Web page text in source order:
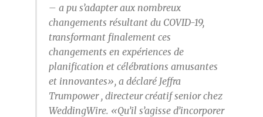
– a pu s’adapter aux nombreux
changements résultant du COVID-19,
transformant finalement ces
changements en expériences de
planification et célébrations amusantes
et innovantes», a déclaré Jeffra
Trumpower , directeur créatif senior chez
WeddingWire. «Qu’il s’agisse d’incorporer